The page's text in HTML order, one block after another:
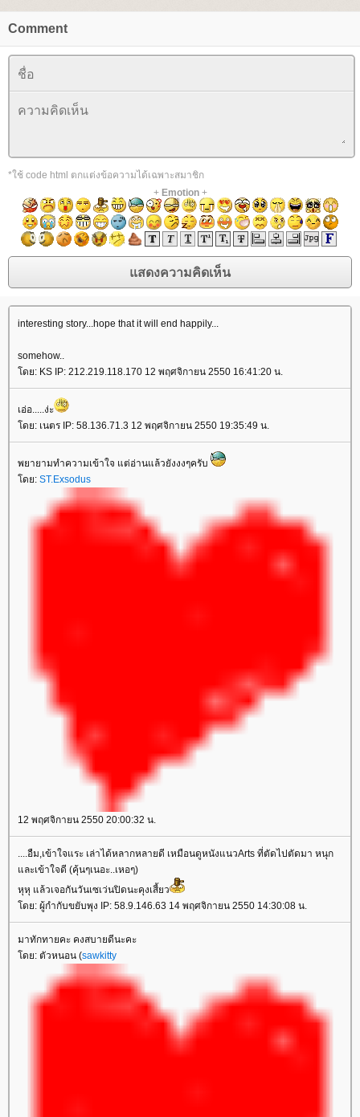
Comment
*ใช้ code html ตกแต่งข้อความได้เฉพาะสมาชิก
+ Emotion+
interesting story...hope that it will end happily...
somehow..
ดย: KS IP: 212.219.118.170 12 พฤศจิกายน 2550 16:41:20 น.
เอ่อ.....ง่ะ
ดย: เนตร IP: 58.136.71.3 12 พฤศจิกายน 2550 19:35:49 น.
พยายามทำความเข้าใจ แต่อ่านแล้วยังงงๆครับ
ดย: ST.Exsodus
12 พฤศจิกายน 2550 20:00:32 น.
....อืม,เข้าใจแระ เล่าได้หลากหลายดี เหมือนดูหนังแนวArts ที่ตัดไปตัดมา หนุก
ละเข้าใจดี (คุ้นๆเนอะ..เหอๆ)
หุหุ แล้วเจอกันวันเซเว่นปิดนะคุงเสี้ยว
ดย: ผู้กำกับขยับพุง IP: 58.9.146.63 14 พฤศจิกายน 2550 14:30:08 น.
มาทักทายคะ คงสบายดีนะคะ
ดย: ตัวหนอน (sawkitty